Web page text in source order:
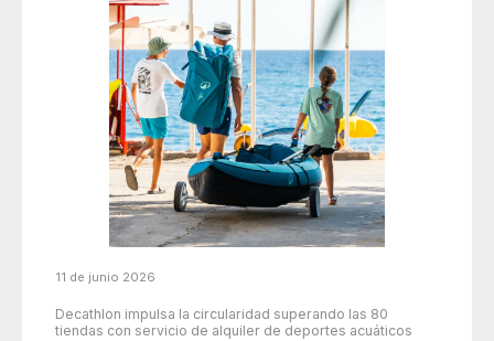
11 de junio 2026
Decathlon impulsa la circularidad superando las 80
tiendas con servicio de alquiler de deportes acuáticos